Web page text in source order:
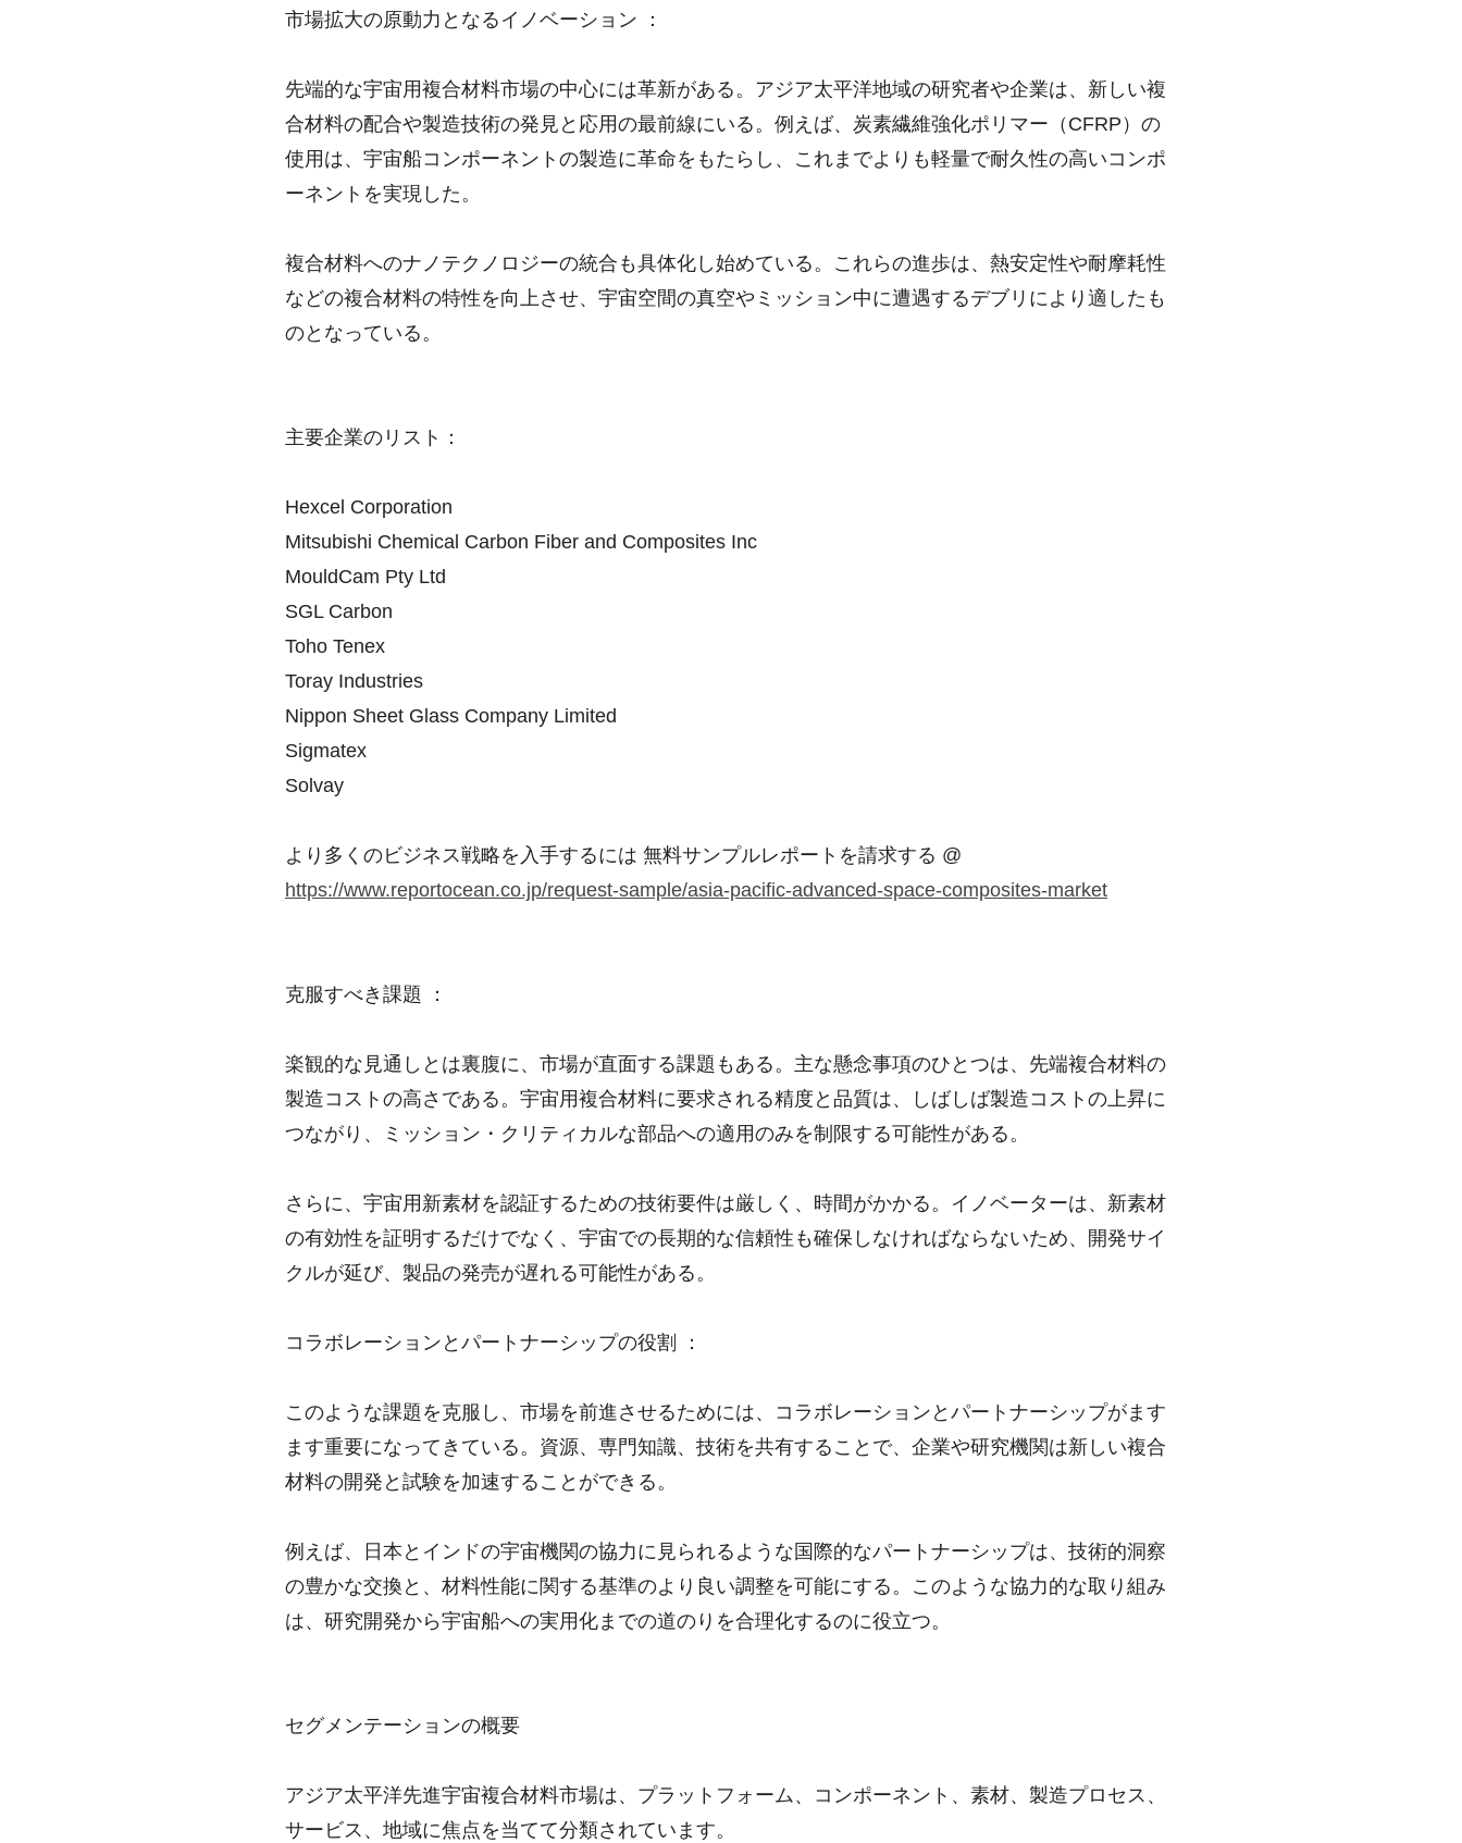
市場拡大の原動力となるイノベーション ：
先端的な宇宙用複合材料市場の中心には革新がある。アジア太平洋地域の研究者や企業は、新しい複
合材料の配合や製造技術の発見と応用の最前線にいる。例えば、炭素繊維強化ポリマー（CFRP）の
使用は、宇宙船コンポーネントの製造に革命をもたらし、これまでよりも軽量で耐久性の高いコンポ
ーネントを実現した。
複合材料へのナノテクノロジーの統合も具体化し始めている。これらの進歩は、熱安定性や耐摩耗性
などの複合材料の特性を向上させ、宇宙空間の真空やミッション中に遭遇するデブリにより適したも
のとなっている。
主要企業のリスト：
Hexcel Corporation
Mitsubishi Chemical Carbon Fiber and Composites Inc
MouldCam Pty Ltd
SGL Carbon
Toho Tenex
Toray Industries
Nippon Sheet Glass Company Limited
Sigmatex
Solvay
より多くのビジネス戦略を入手するには 無料サンプルレポートを請求する @
https://www.reportocean.co.jp/request-sample/asia-pacific-advanced-space-composites-market
克服すべき課題 ：
楽観的な見通しとは裏腹に、市場が直面する課題もある。主な懸念事項のひとつは、先端複合材料の
製造コストの高さである。宇宙用複合材料に要求される精度と品質は、しばしば製造コストの上昇に
つながり、ミッション・クリティカルな部品への適用のみを制限する可能性がある。
さらに、宇宙用新素材を認証するための技術要件は厳しく、時間がかかる。イノベーターは、新素材
の有効性を証明するだけでなく、宇宙での長期的な信頼性も確保しなければならないため、開発サイ
クルが延び、製品の発売が遅れる可能性がある。
コラボレーションとパートナーシップの役割 ：
このような課題を克服し、市場を前進させるためには、コラボレーションとパートナーシップがます
ます重要になってきている。資源、専門知識、技術を共有することで、企業や研究機関は新しい複合
材料の開発と試験を加速することができる。
例えば、日本とインドの宇宙機関の協力に見られるような国際的なパートナーシップは、技術的洞察
の豊かな交換と、材料性能に関する基準のより良い調整を可能にする。このような協力的な取り組み
は、研究開発から宇宙船への実用化までの道のりを合理化するのに役立つ。
セグメンテーションの概要
アジア太平洋先進宇宙複合材料市場は、プラットフォーム、コンポーネント、素材、製造プロセス、
サービス、地域に焦点を当てて分類されています。